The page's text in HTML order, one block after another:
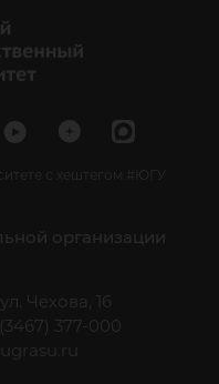
с хештегом #ЮГУ
организации
Чехова, 16
377-000